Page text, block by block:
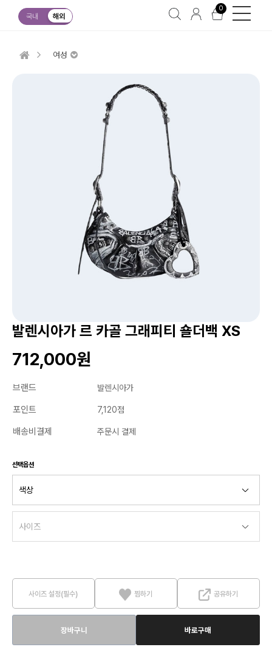
국내 해외
0
여성
발렌시아가 르 카골 그래피티 숄더백 XS
712,000원
브랜드 발렌시아가
포인트 7,120점
배송비결제 주문시 결제
선택옵션
사이즈 설정(필수) 찜하기 공유하기
장바구니 바로구매